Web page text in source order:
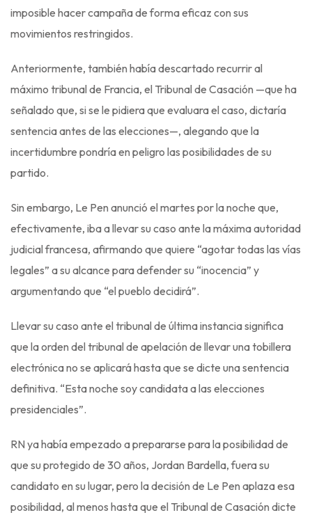
imposible hacer campaña de forma eficaz con sus
movimientos restringidos.
Anteriormente, también había descartado recurrir al
máximo tribunal de Francia, el Tribunal de Casación —que ha
señalado que, si se le pidiera que evaluara el caso, dictaría
sentencia antes de las elecciones—, alegando que la
incertidumbre pondría en peligro las posibilidades de su
partido.
Sin embargo, Le Pen anunció el martes por la noche que,
efectivamente, iba a llevar su caso ante la máxima autoridad
judicial francesa, afirmando que quiere “agotar todas las vías
legales” a su alcance para defender su “inocencia” y
argumentando que “el pueblo decidirá”.
Llevar su caso ante el tribunal de última instancia significa
que la orden del tribunal de apelación de llevar una tobillera
electrónica no se aplicará hasta que se dicte una sentencia
definitiva. “Esta noche soy candidata a las elecciones
presidenciales”.
RN ya había empezado a prepararse para la posibilidad de
que su protegido de 30 años, Jordan Bardella, fuera su
candidato en su lugar, pero la decisión de Le Pen aplaza esa
posibilidad, al menos hasta que el Tribunal de Casación dicte